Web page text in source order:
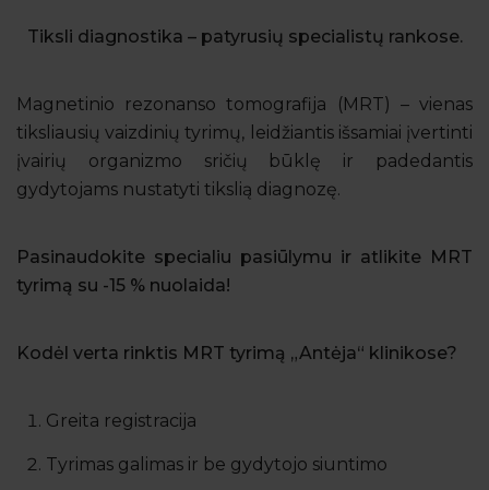
Tiksli diagnostika – patyrusių specialistų rankose.
Magnetinio rezonanso tomografija (MRT) – vienas
tiksliausių vaizdinių tyrimų, leidžiantis išsamiai įvertinti
įvairių organizmo sričių būklę ir padedantis
gydytojams nustatyti tikslią diagnozę.
Pasinaudokite specialiu pasiūlymu ir atlikite MRT
tyrimą su -15 % nuolaida!
Kodėl verta rinktis MRT tyrimą „Antėja“ klinikose?
Greita registracija
Tyrimas galimas ir be gydytojo siuntimo